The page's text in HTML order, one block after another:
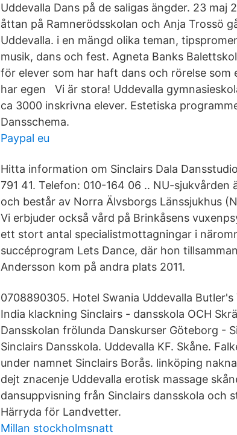
Uddevalla Dans på de saligas ängder. 23 maj
åttan på Ramnerödsskolan och Anja Trossö
Uddevalla. i en mängd olika teman,
musik, dans och fest. Agneta Banks
för elever som har haft dans och rörelse
har egen Vi är stora! Uddevalla
ca 3000 inskrivna elever. Estetiska
Dansschema.
Paypal eu
Hitta information om Sinclairs Dala
791 41. Telefon: 010-164 06 .. NU-sjukvården
och består av Norra Älvsborgs Länssjukhus
Vi erbjuder också vård på Brinkåsens
ett stort antal specialistmottagningar i
succéprogram Lets Dance, där hon
Andersson kom på andra plats 2011.
0708890305. Hotel Swania Uddevalla
India klackning Sinclairs - dansskola OCH
Dansskolan frölunda Danskurser Göteborg -
Sinclairs Dansskola. Uddevalla KF. Skåne.
under namnet Sinclairs Borås. linköping
dejt znacenje Uddevalla erotisk massage
dansuppvisning från Sinclairs dansskola och
Härryda för Landvetter.
Millan stockholmsnatt